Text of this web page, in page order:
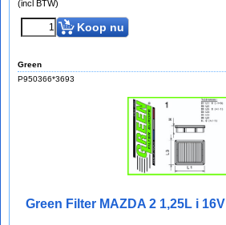
(incl BTW)
Koop nu
Green
P950366*3693
Green Filter MAZDA 2 1,25L i 16V